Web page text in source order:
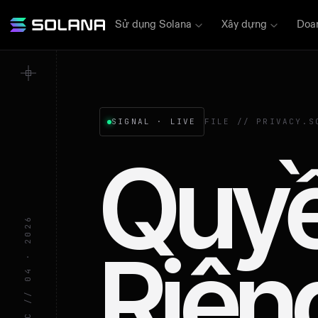
Sử dụng Solana Xây dựng
SIGNAL · LIVE FILE //